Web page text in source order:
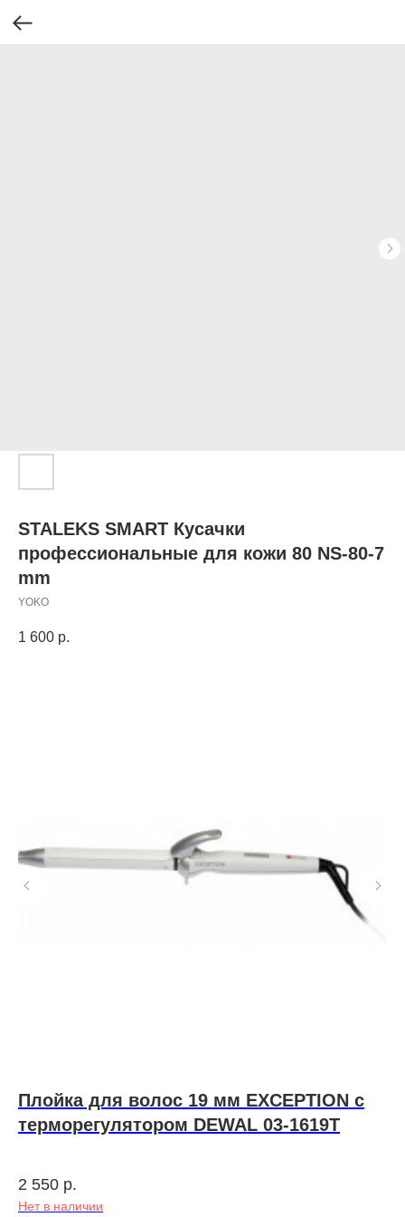
STALEKS SMART Кусачки
профессиональные для кожи 80 NS-80-7
mm
YOKO
1 600 р.
Плойка для волос 19 мм EXCEPTION с
терморегулятором DEWAL 03-1619T
2 550 р.
Нет в наличии